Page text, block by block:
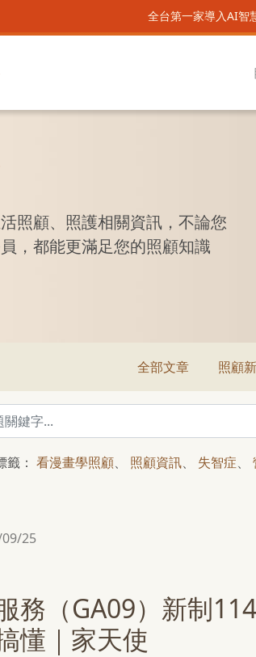
全台第一家導入AI智
照顧、照護相關資訊，不論您
，都能更滿足您的照顧知識
全部文章 照顧
： 看漫畫學照顧、 照顧資訊、 失智症、
25
務（GA09）新制
懂｜家天使